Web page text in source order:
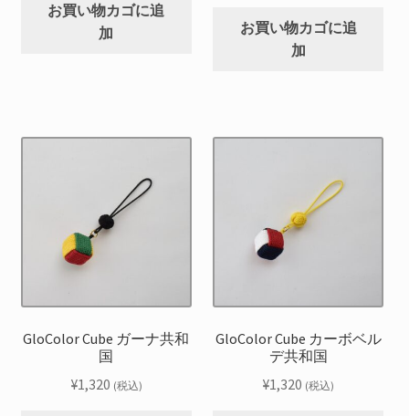
お買い物カゴに追
加
お買い物カゴに追
加
GloColor Cube ガーナ共和
国
¥1,320 (税込)
GloColor Cube カーボベル
デ共和国
¥1,320 (税込)